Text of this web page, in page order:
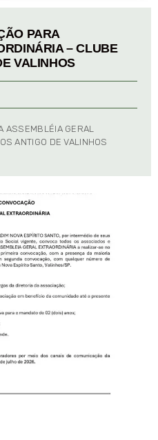
PARA
– CLUBE
VALINHOS
ASSEMBLÉIA GERAL
ANTIGO DE VALINHOS